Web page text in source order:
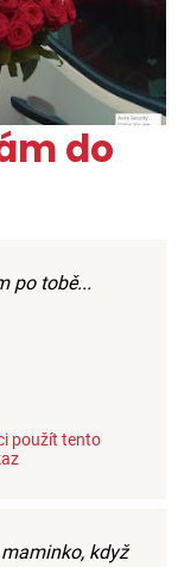
do
po tobě...
použít tento
když